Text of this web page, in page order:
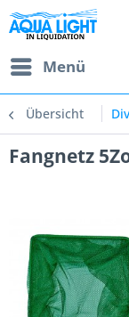
Menü
Übersicht
Fangnetz